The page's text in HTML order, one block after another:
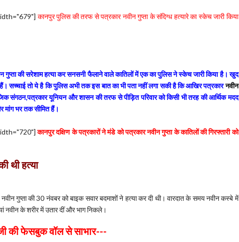
कानपुर पुलिस की तरफ से पत्रकार नवीन गुप्ता के संदिग्ध हत्यारे का स्केच जारी किया
गुप्ता की सरेशाम हत्या कर सनसनी फैलाने वाले कातिलों में एक का पुलिस ने स्केच जारी किया है। खुद
सच्चाई तो ये है कि पुलिस अभी तक इस बात का भी पता नहीं लगा सकी है कि आखिर पत्रकारनवीन
संगठन,पत्रकार यूनियन और शासन की तरफ से पीड़ित परिवार को किसी भी तरह की आर्थिक मदद
मांग भर तक सीमित हैं।
कानपुर दक्षिण के पत्रकारों ने मंडे को पत्रकार नवीन गुप्ता के कातिलों की गिरफ्तारी को
थी हत्या
नवीन गुप्ता की 30 नंवबर को बाइक सवार बदमाशों ने हत्या कर दी थी। वारदात के समय नवीन कस्बे में
नवीन के शरीर में उतार दीं और भाग निकले।
की फेसबुक वॉल से साभार---